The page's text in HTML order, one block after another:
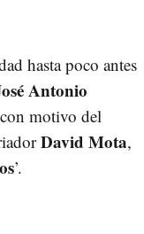
hasta poco antes
osé Antonio
motivo del
David Mota,
’.